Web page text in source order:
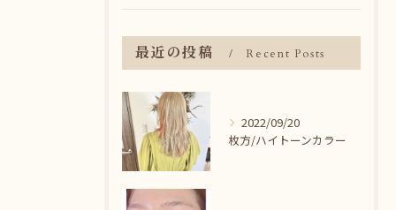
最近の投稿 Recent Posts
2022/09/20
枚方/ハイトーンカラー